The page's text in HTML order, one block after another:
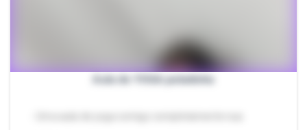
Aula de YOGA peladinha